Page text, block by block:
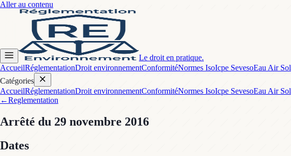
Aller au contenu
Le droit en pratique.
AccueilRéglementationDroit environnementConformitéNormes IsoIcpe SevesoEau Air Sol
Catégories
AccueilRéglementationDroit environnementConformitéNormes IsoIcpe SevesoEau Air Sol
←Reglementation
Arrêté du 29 novembre 2016
Dates